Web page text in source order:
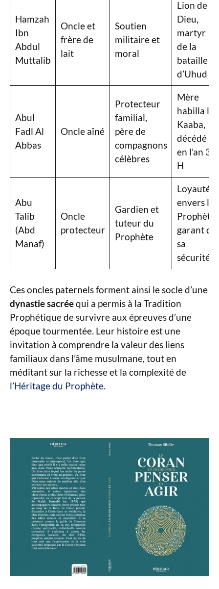
Hamzah
Ibn
Abdul
Muttalib
Oncle et
frère de
lait
Soutien
militaire et
moral
Lion de
Dieu,
martyr
de la
bataille
d’Uhud
Abul
Fadl Al
Abbas
Oncle aîné
Protecteur
familial,
père de
compagnons
célèbres
Mère
habilla la
Kaaba,
décédé
en l’an 32
H
Abu
Talib
(Abd
Manaf)
Oncle
protecteur
Gardien et
tuteur du
Prophète
Loyauté
envers le
Prophète,
garant de
sa
sécurité
Ces oncles paternels forment ainsi le socle d’une
dynastie sacréequi a permis à la Tradition
Prophétique de survivre aux épreuves d’une
époque tourmentée. Leur histoire est une
invitation à comprendre la valeur des liens
familiaux dans l’âme musulmane, tout en
méditant sur la richesse et la complexité de
l’Héritage du Prophète.